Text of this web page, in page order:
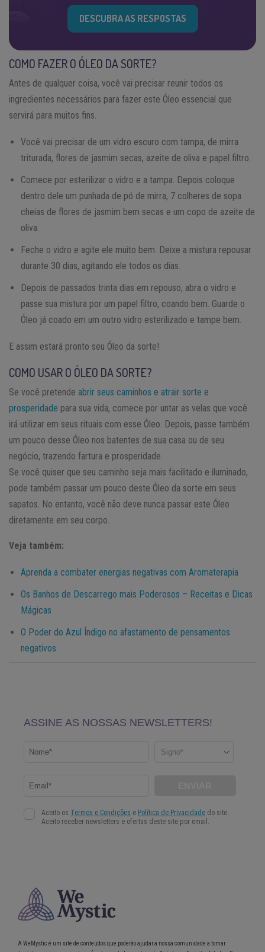
DESCUBRA AS RESPOSTAS
COMO FAZER O ÓLEO DA SORTE?
Antes de qualquer coisa, você vai precisar reunir todos os
ingredientes necessários para fazer este Óleo essencial que
servirá para muitos fins.
Você vai precisar de um vidro escuro com tampa, de mirra
triturada, flores de jasmim secas, azeite de oliva e papel filtro.
Comece por esterilizar o vidro e a tampa. Depois coloque
dentro dele um punhada de pó de mirra, 7 colheres de sopa
cheias de flores de jasmim bem secas e um copo de azeite de
oliva.
Feche o vidro e agite ele muito bem. Deixe a mistura repousar
durante 30 dias, agitando ele todos os dias.
Depois de passados trinta dias em repouso, abra o vidro e
passe sua mistura por um papel filtro, coando bem. Guarde o
Óleo já coado em um outro vidro esterilizado e tampe bem.
E assim estará pronto seu Óleo da sorte!
COMO USAR O ÓLEO DA SORTE?
Se você pretende abrir seus caminhos e atrair sorte e
prosperidade para sua vida, comece por untar as velas que você
irá utilizar em seus rituais com esse Óleo. Depois, passe também
um pouco desse Óleo nos batentes de sua casa ou de seu
negócio, trazendo fartura e prosperidade.
Se você quiser que seu caminho seja mais facilitado e iluminado,
pode também passar um pouco deste Óleo da sorte em seus
sapatos. No entanto, você não deve nunca passar este Óleo
diretamente em seu corpo.
Veja também:
Aprenda a combater energias negativas com Aromaterapia
Os Banhos de Descarrego mais Poderosos – Receitas e Dicas
Mágicas
O Poder do Azul Índigo no afastamento de pensamentos
negativos
A WeMystic é um site de conteúdos que poderão ajudar a nossa comunidade a tomar